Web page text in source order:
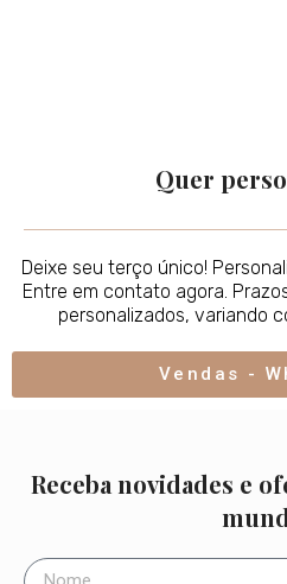
Quer
Deixe seu terço único!
Entre em contato agora.
personalizados, variando
Vendas -
Receba novidades e